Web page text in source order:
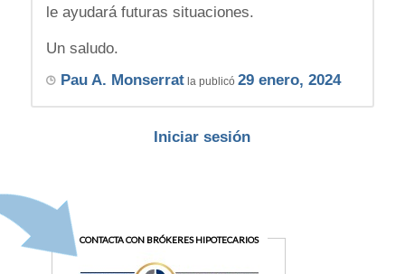
le ayudará futuras situaciones.
Un saludo.
Pau A. Monserratla publicó 29 enero, 2024
Iniciar sesión